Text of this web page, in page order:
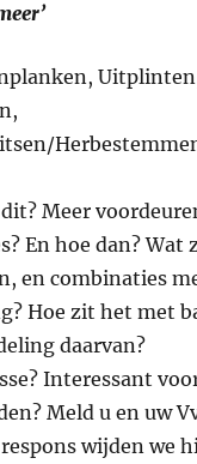
Meer
En hoe dan? Wat
en combinaties
Hoe zit het met
daarvan?
Interessant
Meld u en uw
wijden we